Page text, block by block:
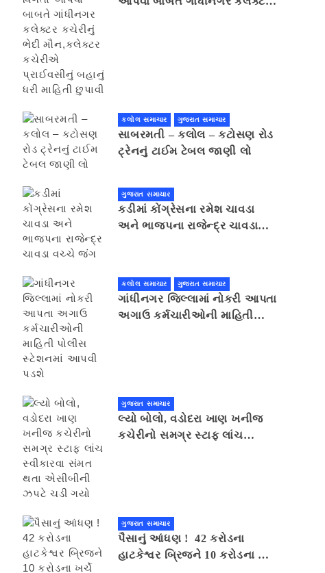
કલોલ સમાચાર ગુજરાત સમાચાર
સાબરમતી – કલોલ – કટોસણ રોડ
ટ્રેનનું ટાઈમ ટેબલ જાણી લો
ગુજરાત સમાચાર
કડીમાં કોંગ્રેસના રમેશ ચાવડા
અને ભાજપના રાજેન્દ્ર ચાવડા
કલોલ સમાચાર ગુજરાત સમાચાર
ગાંધીનગર જિલ્લામાં નોકરી આપતા
અગાઉ કર્મચારીઓની માહિતી
ગુજરાત સમાચાર
લ્યો બોલો, વડોદરા ખાણ ખનીજ
કચેરીનો સમગ્ર સ્ટાફ લાંચ
ગુજરાત સમાચાર
પૈસાનું આંધણ ! 42 કરોડના
હાટકેશ્વર બ્રિજને 10 કરોડના ખર્ચે